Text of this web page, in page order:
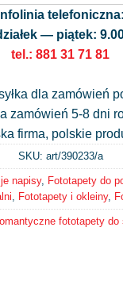
Infolinia telefoniczna:
— piątek:
tel.: 881 31 71 81
dla zamówień
zamówień 5-8 dni
firma, polskie
SKU: art/390233/a
napisy, Fototapety do
Fototapety i okleiny,
fototapety do